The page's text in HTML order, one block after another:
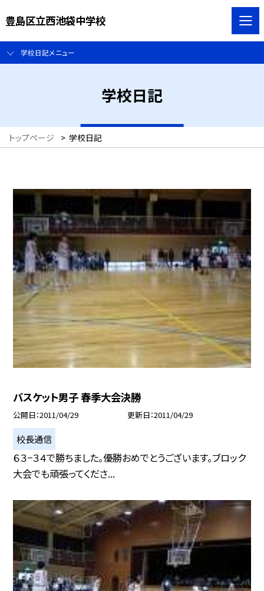
豊島区立西池袋中学校
学校日記メニュー
学校日記
トップページ > 学校日記
バスケット男子 春季大会決勝
公開日 2011/04/29 更新日 2011/04/29
校長通信
６３−３４で勝ちました。優勝おめでとうございます。ブロック
大会でも頑張ってくださ...